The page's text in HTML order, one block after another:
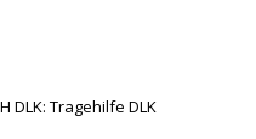
DLK: Tragehilfe DLK